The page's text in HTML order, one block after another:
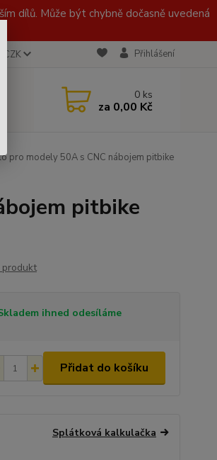
dílů. Může být chybně dočasně uvedená
CZK Přihlášení
0 ks
za 0,00 Kč
pro modely 50A s CNC nábojem pitbike
pitbike
ihned odesíláme
Přidat do košíku
Splátková kalkulačka